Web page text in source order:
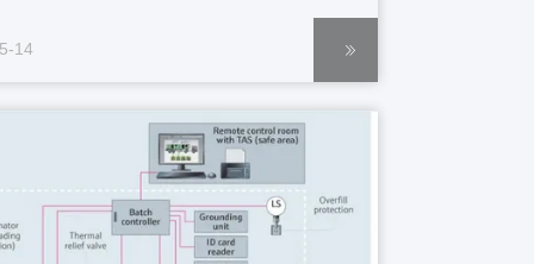
समझौता नहीं करती है विस्फोट सुरक्षा: सभ...
14